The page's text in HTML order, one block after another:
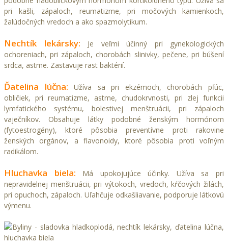
pri kašli, zápaloch, reumatizme, pri močových kamienkoch,
žalúdočných vredoch a ako spazmolytikum.
Nechtík lekársky: Je veľmi účinný pri gynekologických
ochoreniach, pri zápaloch, chorobách slinivky, pečene, pri búšení
srdca, astme. Zastavuje rast baktérií.
Ďatelina lúčna: Užíva sa pri ekzémoch, chorobách pľúc,
obličiek, pri reumatizme, astme, chudokrvnosti, pri zlej funkcii
lymfatického systému, bolestivej menštruácii, pri zápaloch
vaječníkov. Obsahuje látky podobné ženským hormónom
(fytoestrogény), ktoré pôsobia preventívne proti rakovine
ženských orgánov, a flavonoidy, ktoré pôsobia proti voľným
radikálom.
Hluchavka biela: Má upokojujúce účinky. Užíva sa pri
nepravidelnej menštruácii, pri výtokoch, vredoch, kŕčových žilách,
pri opuchoch, zápaloch. Uľahčuje odkašliavanie, podporuje látkovú
výmenu.